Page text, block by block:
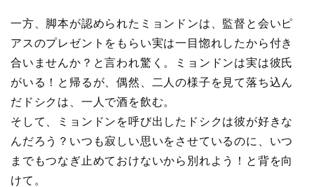
一方、脚本が認められたミョンドンは、監督と会いピ
アスのプレゼントをもらい実は一目惚れしたから付き
合いませんか？と言われ驚く。ミョンドンは実は彼氏
がいる！と帰るが、偶然、二人の様子を見て落ち込ん
だドシクは、一人で酒を飲む。
そして、ミョンドンを呼び出したドシクは彼が好きな
んだろう？いつも寂しい思いをさせているのに、いつ
までもつなぎ止めておけないから別れよう！と背を向
けて。